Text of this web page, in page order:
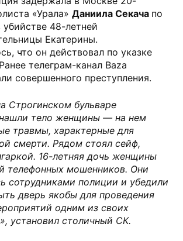
«Урала» Даниила Секача по
48-летней
Екатерины.
что он действовал по указке
телеграм-канал Baza
совершенного преступления.
Строгинском бульваре
тело женщины — на нем
травмы, характерные для
смерти. Рядом стоял сейф,
16-летняя дочь женщины
телефонных мошенников. Они
сотрудниками полиции и убедили
дверь якобы для проведения
одним из своих
установил столичный СК.